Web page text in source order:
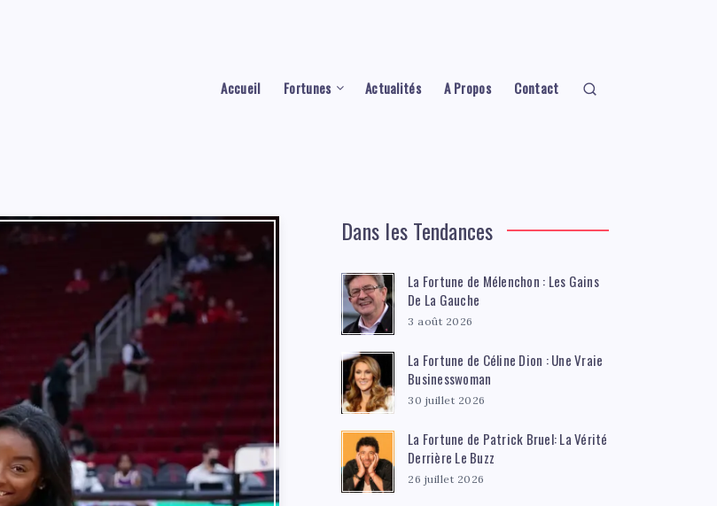
Accueil Fortunes Actualités A Propos Contact
Dans les Tendances
La Fortune de Mélenchon : Les Gains
De La Gauche
3 août 2026
La Fortune de Céline Dion : Une Vraie
Businesswoman
30 juillet 2026
La Fortune de Patrick Bruel: La Vérité
Derrière Le Buzz
26 juillet 2026